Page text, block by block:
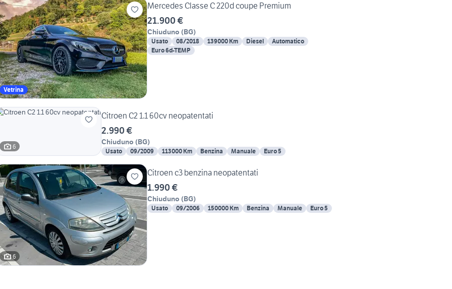
Vetrina
Mercedes Classe C 220d coupe Premium
21.900 €
Chiuduno (BG)
Usato 08/2018 139000 Km Diesel
Automatico
Euro 6d-TEMP
6
Citroen C2 1.1 60cv neopatentati
2.990 €
Chiuduno (BG)
Usato 09/2009 113000 Km Benzina Manuale Euro 5
6
Citroen c3 benzina neopatentati
1.990 €
Chiuduno (BG)
Usato 09/2006 150000 Km Benzina Manuale Euro 5